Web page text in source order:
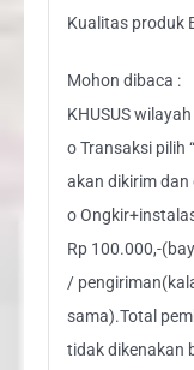
Kualitas produk
Mohon dibaca :
KHUSUS
o Transaksi pilih
akan dikirim
o
Rp 100.000,-
/
sama).Total
tidak dikenakan